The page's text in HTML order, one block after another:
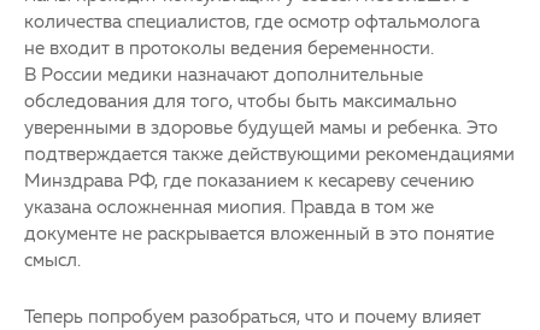
количества специалистов, где осмотр офтальмолога
не входит в протоколы ведения беременности.
В России медики назначают дополнительные
обследования для того, чтобы быть максимально
уверенными в здоровье будущей мамы и ребенка. Это
подтверждается также действующими рекомендациями
Минздрава РФ, где показанием к кесареву сечению
указана осложненная миопия. Правда в том же
документе не раскрывается вложенный в это понятие
смысл.
Теперь попробуем разобраться, что и почему влияет